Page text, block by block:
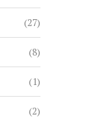
(27)
(8)
(1)
(2)